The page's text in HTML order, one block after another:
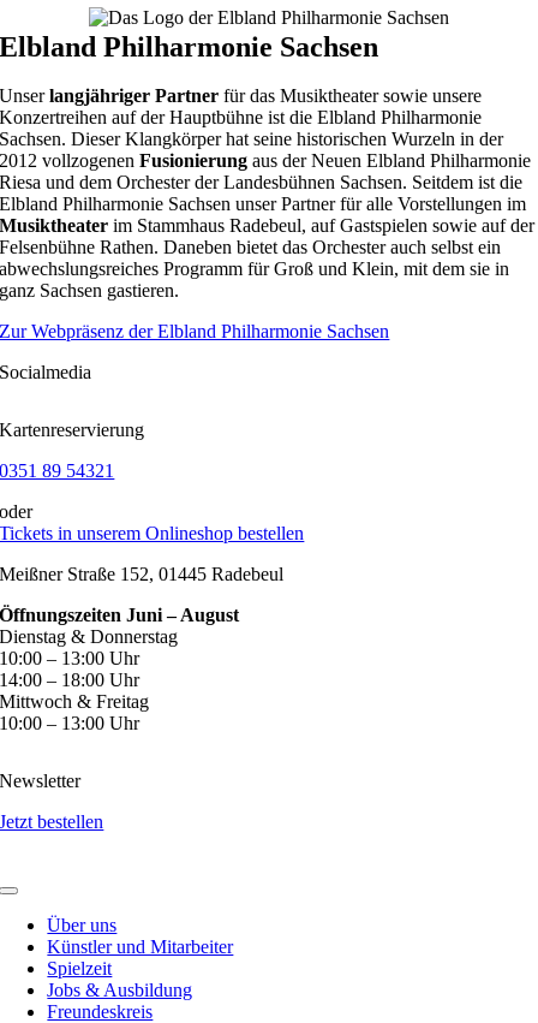
Elbland Philharmonie Sachsen
Unserlangjähriger Partner für das Musiktheater sowie unsere
Konzertreihen auf der Hauptbühne ist die Elbland Philharmonie
Sachsen. Dieser Klangkörper hat seine historischen Wurzeln in der
2012 vollzogenenFusionierung aus der Neuen Elbland Philharmonie
Riesa und dem Orchester der Landesbühnen Sachsen. Seitdem ist die
Elbland Philharmonie Sachsen unser Partner für alle Vorstellungen im
Musiktheater im Stammhaus Radebeul, auf Gastspielen sowie auf der
Felsenbühne Rathen. Daneben bietet das Orchester auch selbst ein
abwechslungsreiches Programm für Groß und Klein, mit dem sie in
ganz Sachsen gastieren.
Zur Webpräsenz der Elbland Philharmonie Sachsen
Socialmedia
Kartenreservierung
0351 89 54321
oder
Tickets in unserem Onlineshop bestellen
Meißner Straße 152, 01445 Radebeul
Öffnungszeiten Juni – August
Dienstag & Donnerstag
10:00 – 13:00 Uhr
14:00 – 18:00 Uhr
Mittwoch & Freitag
10:00 – 13:00 Uhr
Newsletter
Jetzt bestellen
Über uns
Künstler und Mitarbeiter
Spielzeit
Jobs & Ausbildung
Freundeskreis